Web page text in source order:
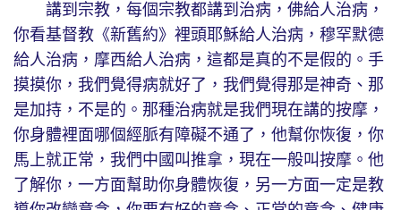
講到宗教，每個宗教都講到治病，佛給人治病，
你看基督教《新舊約》裡頭耶穌給人治病，穆罕默德
給人治病，摩西給人治病，這都是真的不是假的。手
摸摸你，我們覺得病就好了，我們覺得那是神奇、那
是加持，不是的。那種治病就是我們現在講的按摩，
你身體裡面哪個經脈有障礙不通了，他幫你恢復，你
馬上就正常，我們中國叫推拿，現在一般叫按摩。他
了解你，一方面幫助你身體恢復，另一方面一定是教